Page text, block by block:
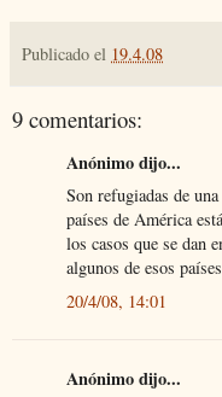
Publicado el 19.4.08
9 comentarios:
Anónimo dijo...
Son refugiadas de
países de América
los casos que se dan
algunos de esos
20/4/08, 14:01
Anónimo dijo...